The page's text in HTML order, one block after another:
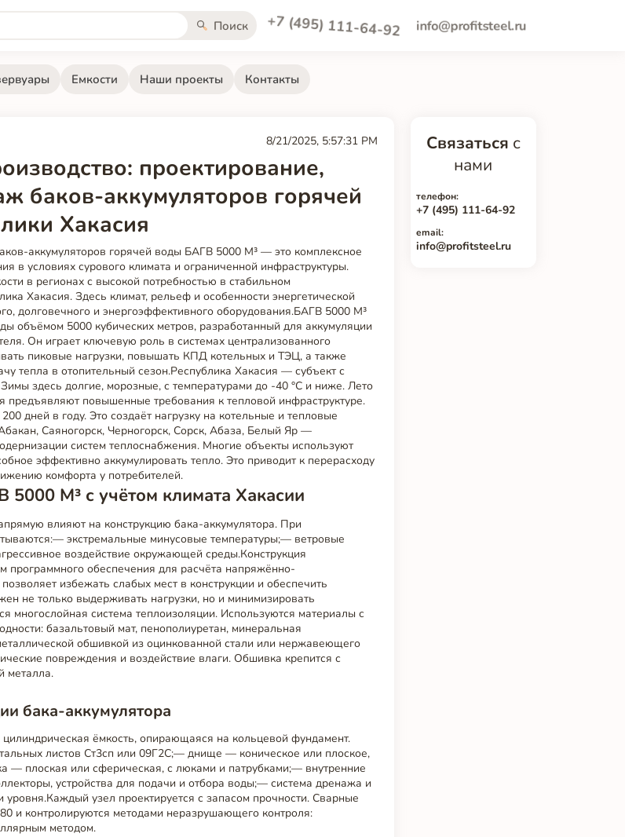
Поиск +7 (495) 111-64-92 info@profitsteel.ru
Емкости Наши проекты Контакты
8/21/2025, 5:57:31 PM
проектирование,
баков-аккумуляторов горячей
Хакасия
аккумуляторов горячей воды БАГВ 5000 М³ — это комплексное
в условиях сурового климата и ограниченной инфраструктуры.
в регионах с высокой потребностью в стабильном
Хакасия. Здесь климат, рельеф и особенности энергетической
долговечного и энергоэффективного оборудования.БАГВ 5000 М³
объёмом 5000 кубических метров, разработанный для аккумуляции
Он играет ключевую роль в системах централизованного
пиковые нагрузки, повышать КПД котельных и ТЭЦ, а также
тепла в отопительный сезон.Республика Хакасия — субъект с
здесь долгие, морозные, с температурами до -40 °C и ниже. Лето
предъявляют повышенные требования к тепловой инфраструктуре.
дней в году. Это создаёт нагрузку на котельные и тепловые
Саяногорск, Черногорск, Сорск, Абаза, Белый Яр —
систем теплоснабжения. Многие объекты используют
эффективно аккумулировать тепло. Это приводит к перерасходу
комфорта у потребителей.
М³ с учётом климата Хакасии
влияют на конструкцию бака-аккумулятора. При
экстремальные минусовые температуры;— ветровые
воздействие окружающей среды.Конструкция
программного обеспечения для расчёта напряжённо-
избежать слабых мест в конструкции и обеспечить
не только выдерживать нагрузки, но и минимизировать
многослойная система теплоизоляции. Используются материалы с
базальтовый мат, пенополиуретан, минеральная
обшивкой из оцинкованной стали или нержавеющего
повреждения и воздействие влаги. Обшивка крепится с
металла.
бака-аккумулятора
ёмкость, опирающаяся на кольцевой фундамент.
листов Ст3сп или 09Г2С;— днище — коническое или плоское,
— плоская или сферическая, с люками и патрубками;— внутренние
устройства для подачи и отбора воды;— система дренажа и
узел проектируется с запасом прочности. Сварные
и контролируются методами неразрушающего контроля:
методом.
Связаться с
нами
телефон:
+7 (495) 111-64-92
email:
info@profitsteel.ru